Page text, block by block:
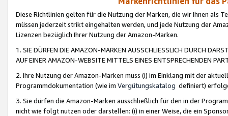
Diese Richtlinien gelten für die Nutzung der Marken, die wir Ihnen als
müssen jederzeit strikt eingehalten werden, und jede Nutzung der
Lizenzen bezüglich Ihrer Nutzung der Amazon-Marken.
1. SIE DÜRFEN DIE AMAZON-MARKEN AUSSCHLIESSLICH DURCH
AUF EINER AMAZON-WEBSITE MITTELS EINES ENTSPRECHENDEN
2. Ihre Nutzung der Amazon-Marken muss (i) im Einklang mit der
Programmdokumentation (wie im Vergütungskatalog definiert)
3. Sie dürfen die Amazon-Marken ausschließlich für den in der
nicht wie folgt nutzen oder darstellen: (i) in einer Weise, die ein